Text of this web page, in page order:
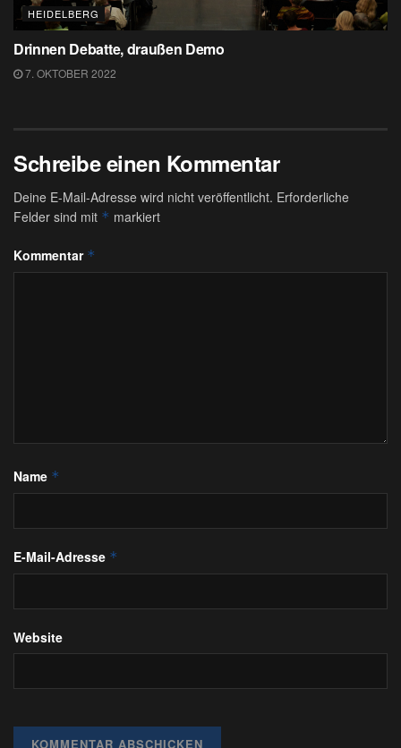
HEIDELBERG
Drinnen Debatte, draußen Demo
7. OKTOBER 2022
Schreibe einen Kommentar
Deine E-Mail-Adresse wird nicht veröffentlicht. Erforderliche
Felder sind mit * markiert
Kommentar *
Name *
E-Mail-Adresse *
Website